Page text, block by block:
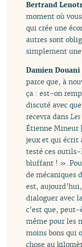
Bertrand
moment où
qui crée une
autres sont
simplement
Damien
parce que, à
ça : est-on
discuté avec
recevra dans
Étienne Mineur
jeux et qui écrit
testé ces
bluffant ! ».
de mécaniques
est,
dialoguer avec
c’est que,
même pour les
moins bons qui
chose au